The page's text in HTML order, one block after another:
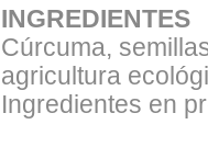
INGREDIENTES
Cúrcuma,
agricultura
Ingredientes en